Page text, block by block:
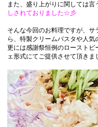
また、盛り上がりに関しては言
しされておりました☆彡
そんな今回のお料理ですが、
ら、特製クリームパスタや人気
更には感謝祭恒例のローストビ
ェ形式にてご提供させて頂きま